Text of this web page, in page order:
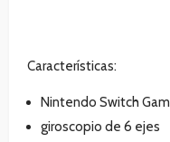
Características:
Nintendo Switch
giroscopio de 6 ejes